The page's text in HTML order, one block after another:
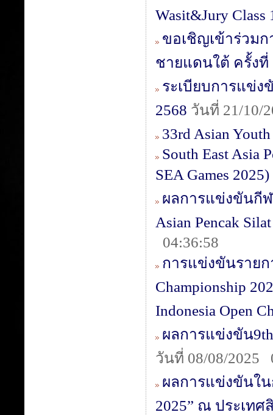
Wasit&Jury
ขอเชิญเข้าร่วม
ชายแดนใต้ ครั้งที่
ระเบียบการแข่
2568 วันที่ 21/10/
33rd Asian
South East Asia
SEA Games 2025)
ผลการแข่งขันกี
Asian Pencak
04:36:58
การแข่งขันรายกา
Championship
Indonesia Open
ผลการแข่งขัน9th
วันที่ 08/08/2025
ผลการแข่งขันใน
2025” ณ ประเทศ